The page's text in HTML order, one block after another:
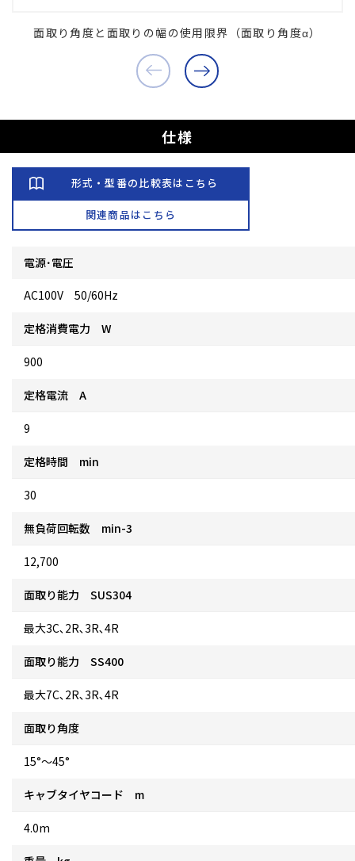
面取り角度と面取りの幅の使用限界（面取り角度α）
仕様
形式・型番の比較表はこちら
関連商品はこちら
電源･電圧
AC100V 50/60Hz
定格消費電力 W
900
定格電流 A
9
定格時間 min
30
無負荷回転数 min-3
12,700
面取り能力 SUS304
最大3C､2R､3R､4R
面取り能力 SS400
最大7C､2R､3R､4R
面取り角度
15°～45°
キャブタイヤコード m
4.0m